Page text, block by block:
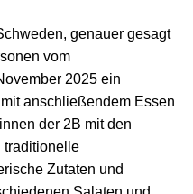
genauer gesagt
vom
2025 ein
anschließendem Essen
der 2B mit den
traditionelle
Zutaten und